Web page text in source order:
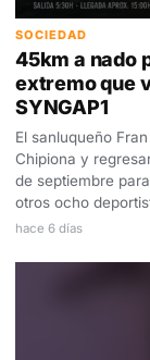
SOCIEDAD
45km a nado
extremo que
SYNGAP1
El sanluqueño
Chipiona y
de septiembre
otros ocho
hace 6 días